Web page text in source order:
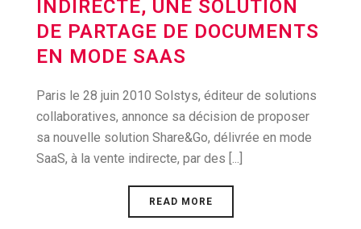
INDIRECTE, UNE SOLUTION
DE PARTAGE DE DOCUMENTS
EN MODE SAAS
Paris le 28 juin 2010 Solstys, éditeur de solutions
collaboratives, annonce sa décision de proposer
sa nouvelle solution Share&Go, délivrée en mode
SaaS, à la vente indirecte, par des [...]
READ MORE